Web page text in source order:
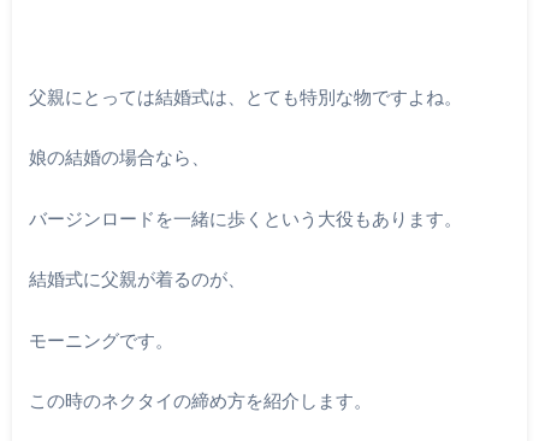
父親にとっては結婚式は、とても特別な物ですよね。
娘の結婚の場合なら、
バージンロードを一緒に歩くという大役もあります。
結婚式に父親が着るのが、
モーニングです。
この時のネクタイの締め方を紹介します。